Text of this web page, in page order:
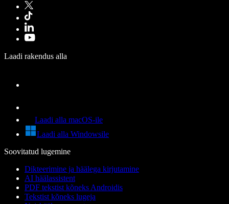
Laadi rakendus alla
Laadi alla macOS-ile
Laadi alla Windowsile
Soovitatud lugemine
Dikteerimine ja häälega kirjutamine
AI häälassistent
PDF tekstist kõneks Androidis
Tekstist kõneks lugeja